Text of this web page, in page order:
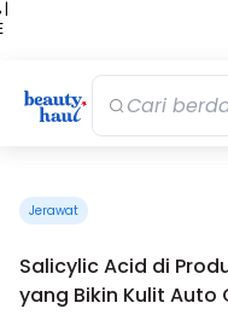
|
Jerawat
Salicylic Acid di
yang Bikin Kulit Auto